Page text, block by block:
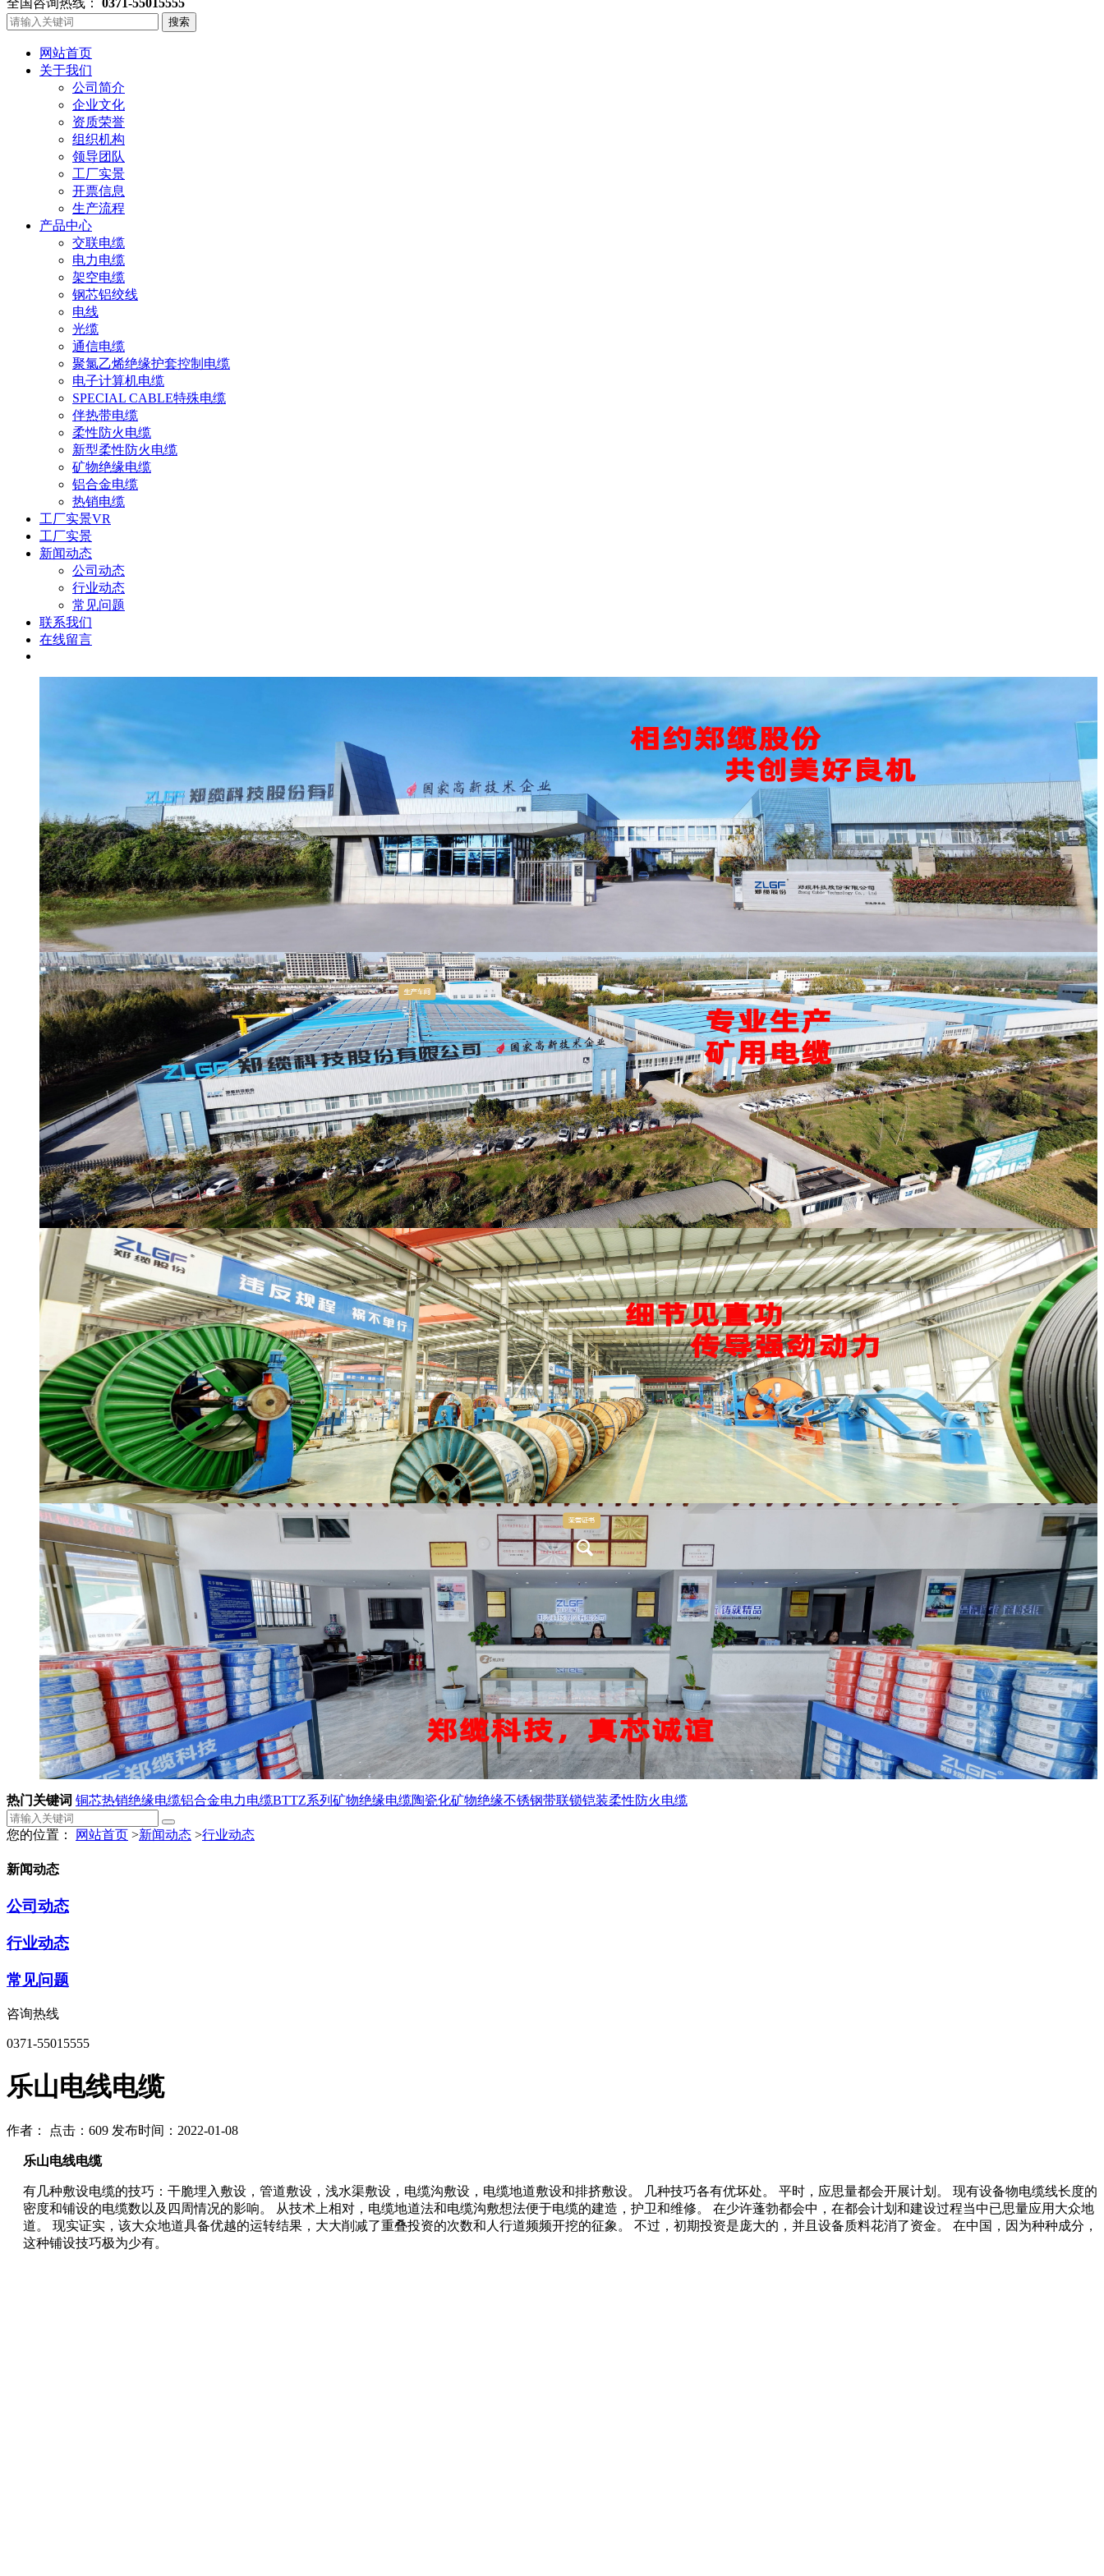
全国咨询热线： 0371-55015555
搜索
网站首页
关于我们
公司简介
企业文化
资质荣誉
组织机构
领导团队
工厂实景
开票信息
生产流程
产品中心
交联电缆
电力电缆
架空电缆
钢芯铝绞线
电线
光缆
通信电缆
聚氯乙烯绝缘护套控制电缆
电子计算机电缆
SPECIAL CABLE特殊电缆
伴热带电缆
柔性防火电缆
新型柔性防火电缆
矿物绝缘电缆
铝合金电缆
热销电缆
工厂实景VR
工厂实景
新闻动态
公司动态
行业动态
常见问题
联系我们
在线留言
热门关键词 铜芯热销绝缘电缆铝合金电力电缆BTTZ系列矿物绝缘电缆陶瓷化矿物绝缘不锈钢带联锁铠装柔性防火电缆
您的位置： 网站首页 >新闻动态 >行业动态
新闻动态
公司动态
行业动态
常见问题
咨询热线
0371-55015555
乐山电线电缆
作者： 点击：609 发布时间：2022-01-08
乐山电线电缆
有几种敷设电缆的技巧：干脆埋入敷设，管道敷设，浅水渠敷设，电缆沟敷设，电缆地道敷设和排挤敷设。 几种技巧各有优坏处。 平时，应思量都会开展计划。 现有设备物电缆线长度的
密度和铺设的电缆数以及四周情况的影响。 从技术上相对，电缆地道法和电缆沟敷想法便于电缆的建造，护卫和维修。 在少许蓬勃都会中，在都会计划和建设过程当中已思量应用大众地
道。 现实证实，该大众地道具备优越的运转结果，大大削减了重叠投资的次数和人行道频频开挖的征象。 不过，初期投资是庞大的，并且设备质料花消了资金。 在中国，因为种种成分，
这种铺设技巧极为少有。